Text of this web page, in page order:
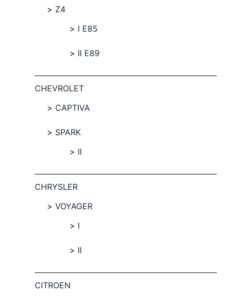
Z4
I E85
II E89
CHEVROLET
CAPTIVA
SPARK
II
CHRYSLER
VOYAGER
I
II
CITROEN